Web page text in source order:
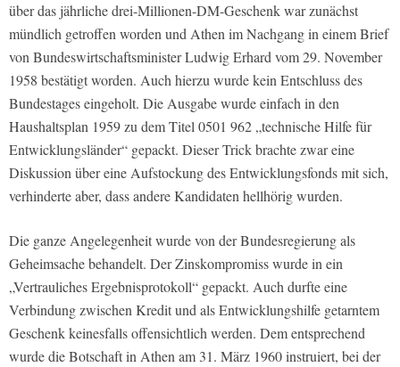
über das jährliche drei-Millionen-DM-Geschenk war zunächst
mündlich getroffen worden und Athen im Nachgang in einem Brief
von Bundeswirtschaftsminister Ludwig Erhard vom 29. November
1958 bestätigt worden. Auch hierzu wurde kein Entschluss des
Bundestages eingeholt. Die Ausgabe wurde einfach in den
Haushaltsplan 1959 zu dem Titel 0501 962 „technische Hilfe für
Entwicklungsländer“ gepackt. Dieser Trick brachte zwar eine
Diskussion über eine Aufstockung des Entwicklungsfonds mit sich,
verhinderte aber, dass andere Kandidaten hellhörig wurden.
Die ganze Angelegenheit wurde von der Bundesregierung als
Geheimsache behandelt. Der Zinskompromiss wurde in ein
„Vertrauliches Ergebnisprotokoll“ gepackt. Auch durfte eine
Verbindung zwischen Kredit und als Entwicklungshilfe getarntem
Geschenk keinesfalls offensichtlich werden. Dem entsprechend
wurde die Botschaft in Athen am 31. März 1960 instruiert, bei der